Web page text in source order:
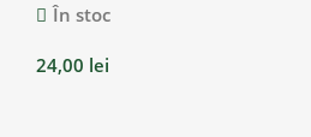
În stoc
24,00 lei